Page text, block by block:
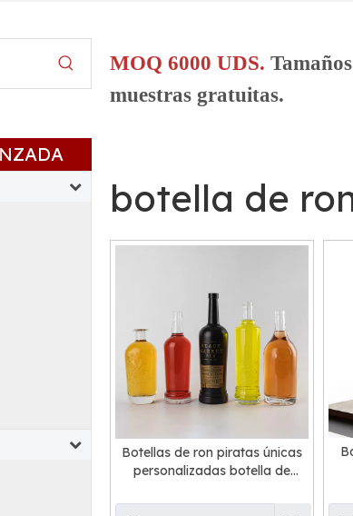
MOQ 6000 UDS.
muestras gratuitas.
botella de
Botellas de ron piratas únicas
personalizadas botella de
barra